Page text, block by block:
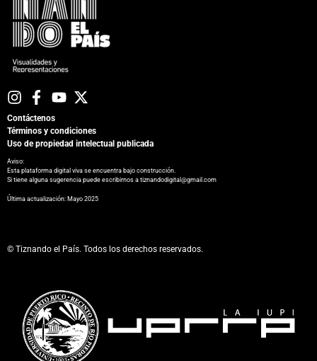
Contáctenos
Términos y condiciones
Uso de propiedad intelectual publicada
Aviso:
Esta plataforma digital viva se encuentra bajo construcción.
Si tiene alguna sugerencia puede escribirnos a tiznandodigital@gmail.com
​Última actualización: Mayo 2025
© Tiznando el País. Todos los derechos reservados.